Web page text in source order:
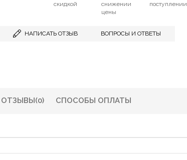
скидкой
снижении
цены
поступлении
НАПИСАТЬ ОТЗЫВ ВОПРОСЫ И ОТВЕТЫ
ОТЗЫВЫ(0) СПОСОБЫ ОПЛАТЫ